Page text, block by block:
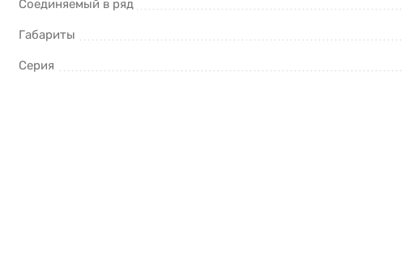
Соединяемый в ряд
Габариты
Серия